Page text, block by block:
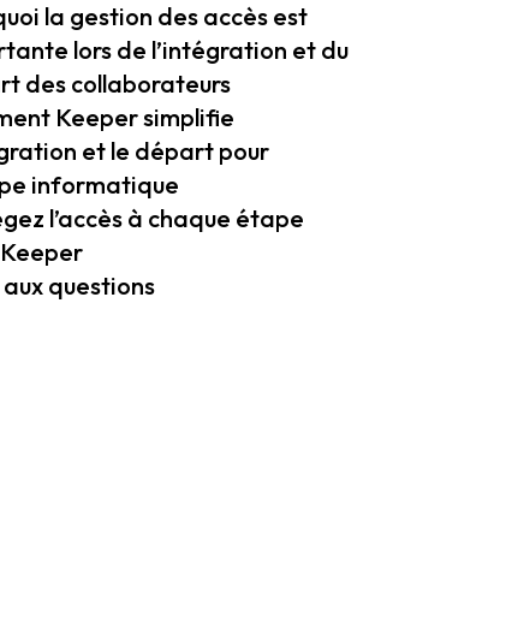
la gestion des accès est
lors de l’intégration et du
des collaborateurs
Keeper simplifie
et le départ pour
informatique
l’accès à chaque étape
questions